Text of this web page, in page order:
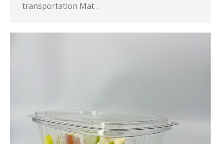
transportation Mat…